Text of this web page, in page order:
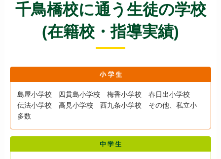
千鳥橋校に通う生徒の学校
(在籍校・指導実績)
島屋小学校 四貫島小学校 梅香小学校 春日出小学校
伝法小学校 高見小学校 西九条小学校 その他、私立小
多数